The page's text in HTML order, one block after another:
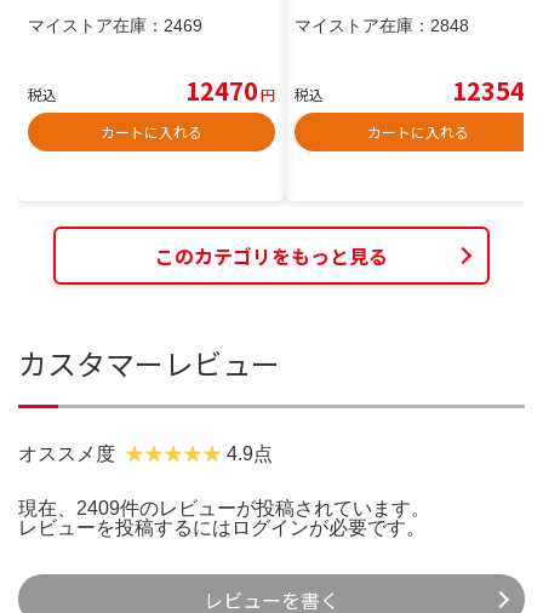
マイストア在庫： 2469
税込 12470円
カートに入れる
マイストア在庫： 2848
税込 12354
カートに入れる
このカテゴリをもっと見る
カスタマーレビュー
オススメ度 4.9点
現在、2409件のレビューが投稿されています。
レビューを投稿するには ログインが必要です。
レビューを書く